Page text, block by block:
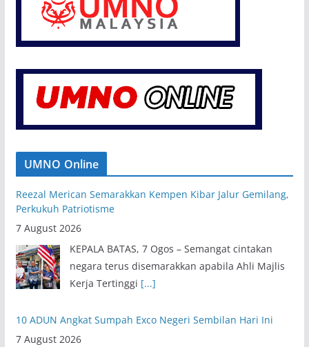
UMNO Online
Reezal Merican Semarakkan Kempen Kibar Jalur Gemilang,
Perkukuh Patriotisme
7 August 2026
KEPALA BATAS, 7 Ogos – Semangat cintakan
negara terus disemarakkan apabila Ahli Majlis
Kerja Tertinggi [...]
10 ADUN Angkat Sumpah Exco Negeri Sembilan Hari Ini
7 August 2026